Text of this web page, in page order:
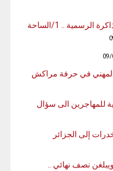
تفاصيل جامع الفنا التي لا تحفظها الذاكرة الرسمية .. 1/الساحة
09/
والمتعلم /8.. الهرم المهني في حرفة مراكش
للمهاجرين الى سؤال
إلى الجزائر
نصف نهائي ..